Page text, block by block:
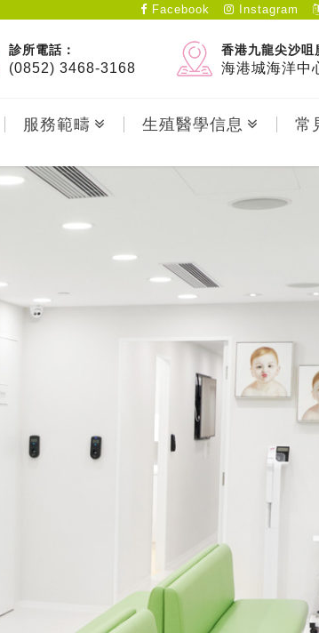
Facebook Instagram
診所電話：
(0852) 3468-3168
香港九龍尖沙咀
海港城海洋中
服務範疇 生殖醫學信息 常